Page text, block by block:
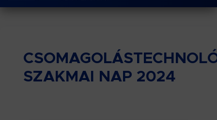
SZAKMAI NAP 2024